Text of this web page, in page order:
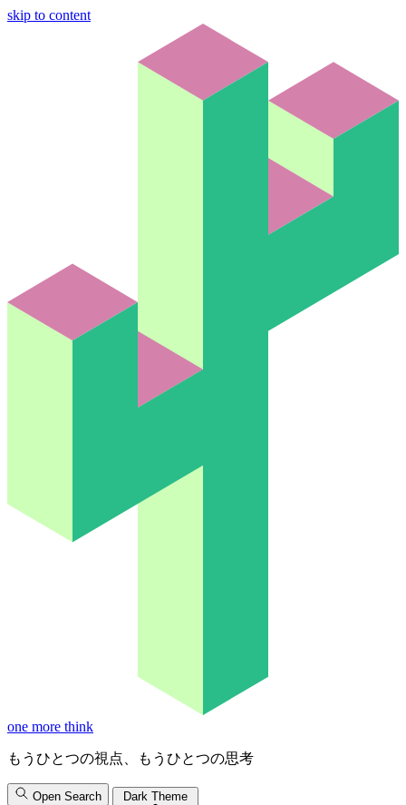
skip to content
one more think
もうひとつの視点、もうひとつの思考
Open Search Dark Theme